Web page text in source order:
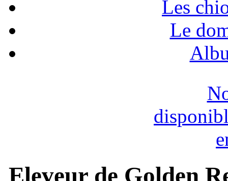
Les
Le
Eleveur de Golden